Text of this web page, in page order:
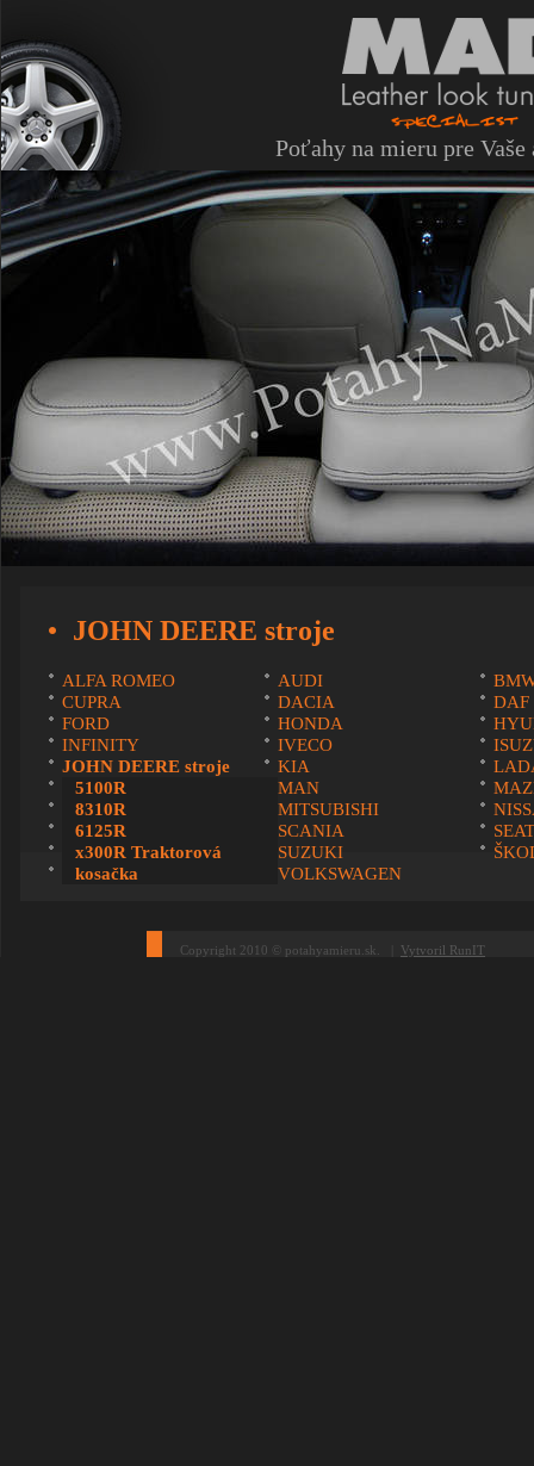
Poťahy na mieru pre Vaše
JOHN DEERE stroje
ALFA ROMEO AUDI
CUPRA
DACIA
DAF
FORD
HONDA
INFINITY
IVECO
JOHN DEERE stroje
5100R
8310R
6125R
x300R Traktorová
kosačka
KIA
LEXUS
MAN
MINI
MITSUBISHI
RENAULT
SCANIA
SEAT
SUBARU
SUZUKI
VOLVO
VOLKSWAGEN
Copyright 2010 © potahyamieru.sk. | Vytvoril RunIT